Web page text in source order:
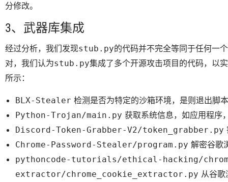
分修改。
3、武器库集成
经过分析，我们发现stub.py的代码并不完全等同于任何一
对，我们认为stub.py集成了多个开源攻击项目的代码，以
所示：
BLX-Stealer 检测是否为特定的沙箱环境，是则退出脚
Python-Trojan/main.py 获取系统信息，如应用程序
Discord-Token-Grabber-V2/token_grabber.py
Chrome-Password-Stealer/program.py 解密谷歌
pythoncode-tutorials/ethical-hacking/
extractor/chrome_cookie_extractor.py 从谷